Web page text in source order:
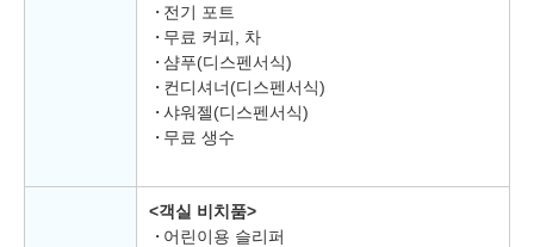
전기 포트
무료 커피, 차
샴푸(디스펜서식)
컨디셔너(디스펜서식)
샤워젤(디스펜서식)
무료 생수
<객실 비치품>
어린이용 슬리퍼